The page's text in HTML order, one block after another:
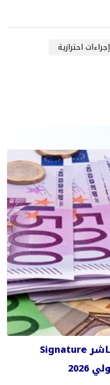
إجراءات احترازية
تفاصيل بطاقة فيزا الخصم المباشر Signature